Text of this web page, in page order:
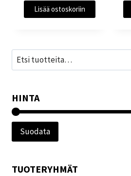
Lisää ostoskoriin
Etsi:
HINTA
Suodata
TUOTERYHMÄT